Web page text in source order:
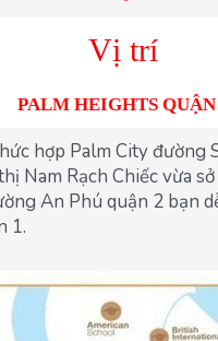
Vị trí
PALM HEIGHTS QUẬN
hợp Palm City đường
Nam Rạch Chiếc vừa
An Phú quận 2 bạn
1.